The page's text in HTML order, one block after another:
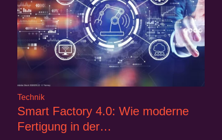
Technik
Smart Factory 4.0: Wie moderne
Fertigung in der…